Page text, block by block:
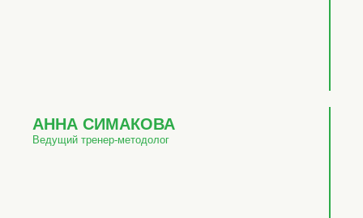
АННА СИМАКОВА
Ведущий тренер-методолог